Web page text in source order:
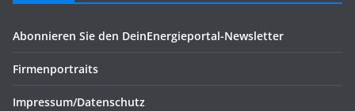
Abonnieren Sie den DeinEnergieportal-Newsletter
Firmenportraits
Impressum/Datenschutz